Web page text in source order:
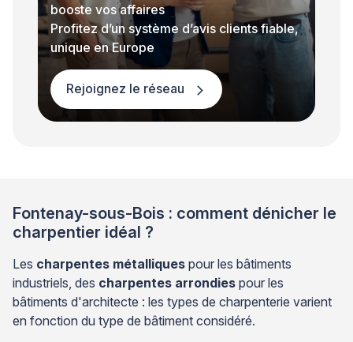
booste vos affaires
Profitez d’un système d’avis clients fiable,
unique en Europe
Rejoignez le réseau
Fontenay-sous-Bois : comment dénicher le
charpentier idéal ?
Les charpentes métalliques pour les bâtiments
industriels, des charpentes arrondies pour les
bâtiments d'architecte : les types de charpenterie varient
en fonction du type de bâtiment considéré.